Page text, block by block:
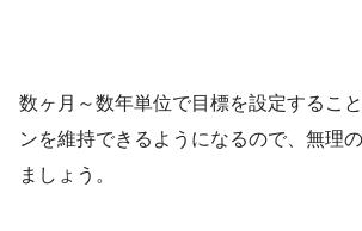
数ヶ月～数年単位で目標を設定するこ
ンを維持できるようになるので、無理
ましょう。